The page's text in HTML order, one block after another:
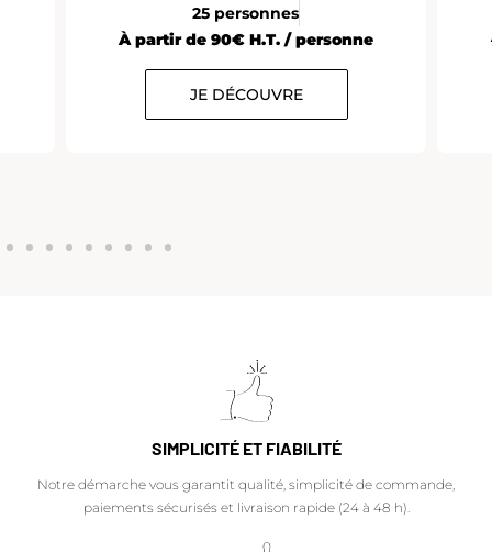
Paris10 à 12 personnes
À partir de 35€ H.T. / personne
JE DÉCOUVRE
SIMPLICITÉ ET FIABILITÉ
Notre démarche vous garantit qualité, simplicité de commande,
paiements sécurisés et livraison rapide (24 à 48 h).